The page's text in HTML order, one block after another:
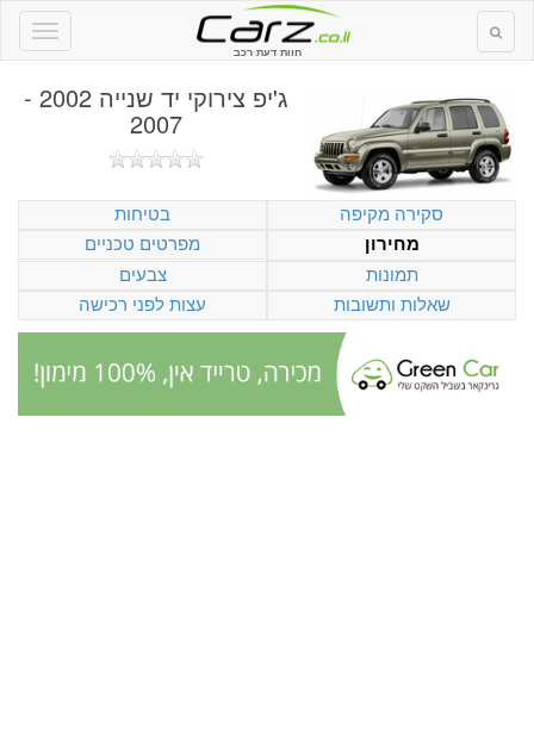
חוות דעת רכב
ג'יפ צירוקי יד שנייה 2002 -
2007
סקירה מקיפה
בטיחות
מחירון
מפרטים טכניים
תמונות
צבעים
שאלות ותשובות
עצות לפני רכישה